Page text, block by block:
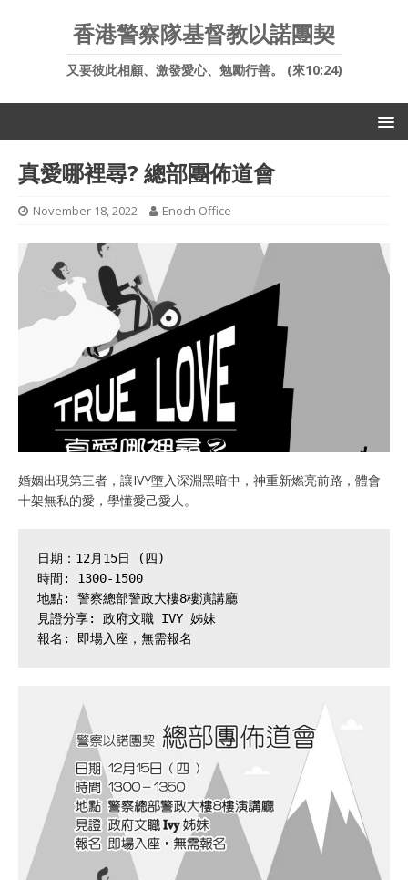
香港警察隊基督教以諾團契
又要彼此相顧、激發愛心、勉勵行善。 (來10:24)
真愛哪裡尋? 總部團佈道會
November 18, 2022 Enoch Office
婚姻出現第三者，讓IVY墮入深淵黑暗中，神重新燃亮前路，體會
十架無私的愛，學懂愛己愛人。
日期：12月15日 (四)
時間: 1300-1500
地點: 警察總部警政大樓8樓演講廳
見證分享: 政府文職 IVY 姊妹
報名: 即場入座，無需報名